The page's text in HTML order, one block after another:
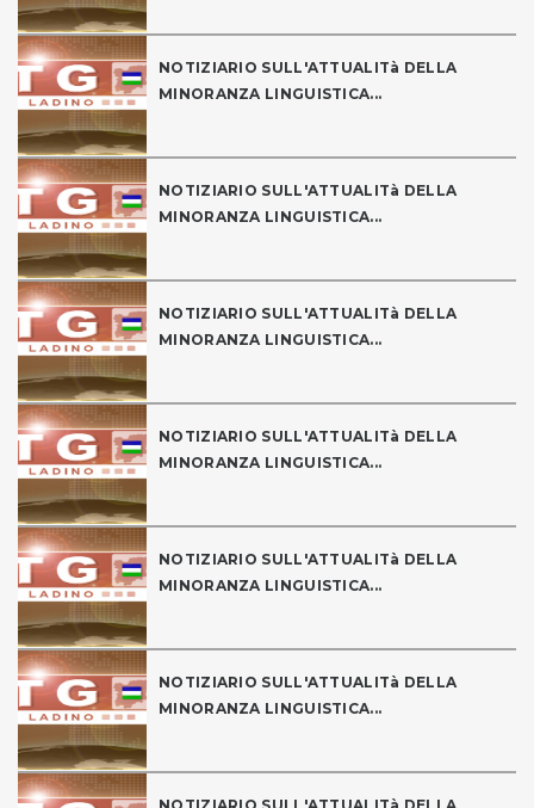
NOTIZIARIO SULL'ATTUALITà DELLA
MINORANZA LINGUISTICA...
NOTIZIARIO SULL'ATTUALITà DELLA
MINORANZA LINGUISTICA...
NOTIZIARIO SULL'ATTUALITà DELLA
MINORANZA LINGUISTICA...
NOTIZIARIO SULL'ATTUALITà DELLA
MINORANZA LINGUISTICA...
NOTIZIARIO SULL'ATTUALITà DELLA
MINORANZA LINGUISTICA...
NOTIZIARIO SULL'ATTUALITà DELLA
MINORANZA LINGUISTICA...